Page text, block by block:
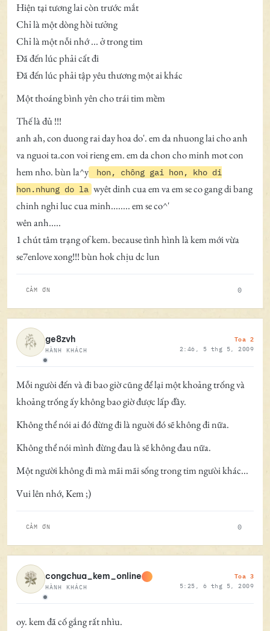
Hiện tại tương lai còn trước mắt
Chỉ là một dòng hồi tưởng
Chỉ là một nỗi nhớ ... ở trong tim
Đã đến lúc phải cất đi
Đã đến lúc phải tập yêu thương một ai khác
Một thoáng bình yên cho trái tim mềm
Thế là đủ !!!
anh ah, con duong rai day hoa do'. em da nhuong lai cho anh
va nguoi ta.con voi rieng em. em da chon cho minh mot con
hem nho. bùn la^y
hon, chông gai hon, kho di
hon.nhung do la wyêt dinh cua em va em se co gang di bang
chinh nghi luc cua minh........ em se co^'
wên anh.....
1 chút tâm trạng of kem. because tình hình là kem mới vừa
se7enlove xong!!! bùn hok chịu dc lun
CẢM ƠN 0
Ngoại tuyến
ge8zvh
HÀNH KHÁCH
Toa 2
2:46, 5 thg 5, 2009
Mỗi ngưòi đến và đi bao giờ cũng để lại một khoảng trống và
khoảng trống ấy không bao giờ được lấp đầy.
Không thể nói ai đó đừng đi là nguời đó sẽ không đi nữa.
Không thể nói mình đừng đau là sẽ không đau nữa.
Một người không đi mà mãi mãi sống trong tim ngưòi khác...
Vui lên nhớ, Kem ;)
CẢM ƠN 0
Ngoại tuyến
congchua_kem_online
HÀNH KHÁCH
Toa 3
5:25, 6 thg 5, 2009
oy. kem đã cố gắng rất nhìu.